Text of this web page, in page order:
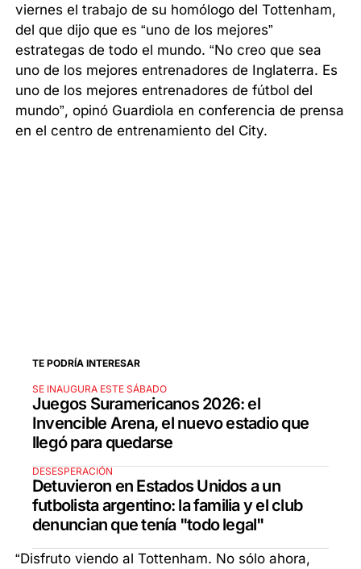
viernes el trabajo de su homólogo del Tottenham,
del que dijo que es “uno de los mejores”
estrategas de todo el mundo. “No creo que sea
uno de los mejores entrenadores de Inglaterra. Es
uno de los mejores entrenadores de fútbol del
mundo”, opinó Guardiola en conferencia de prensa
en el centro de entrenamiento del City.
TE PODRÍA INTERESAR
SE INAUGURA ESTE SÁBADO
Juegos Suramericanos 2026: el
Invencible Arena, el nuevo estadio que
llegó para quedarse
DESESPERACIÓN
Detuvieron en Estados Unidos a un
futbolista argentino: la familia y el club
denuncian que tenía "todo legal"
“Disfruto viendo al Tottenham. No sólo ahora,